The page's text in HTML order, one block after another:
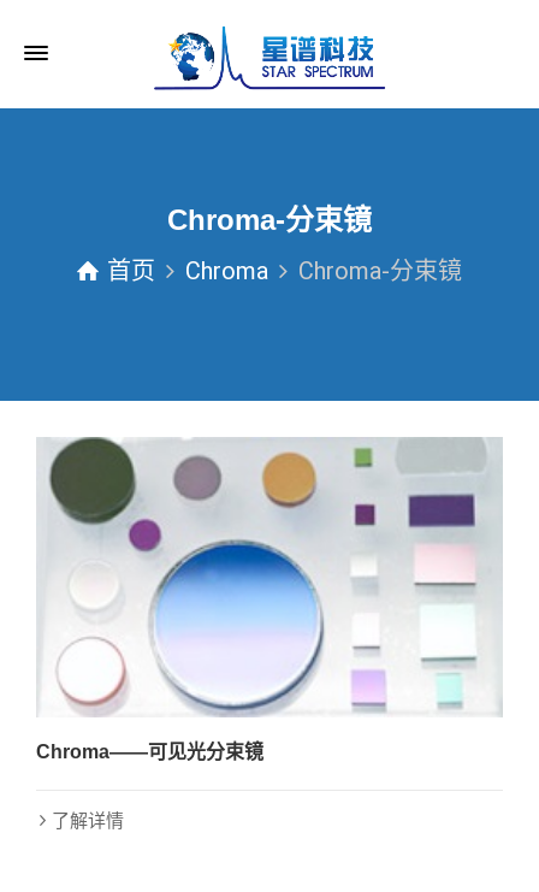
Chroma-分束镜
首页 Chroma Chroma-分束镜
Chroma——可见光分束镜
了解详情